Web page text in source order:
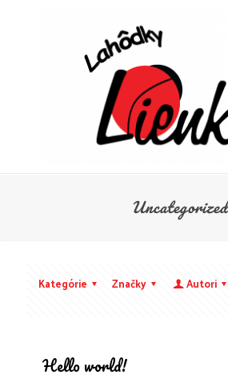
Uncategorized
Kategórie Značky
Autori
Hello world!